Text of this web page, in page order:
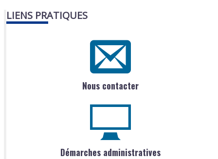
LIENS PRATIQUES
Nous contacter
Démarches administratives